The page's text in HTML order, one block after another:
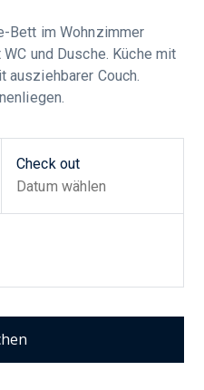
Bett im Wohnzimmer
und Dusche. Küche mit
ausziehbarer Couch.
Check out